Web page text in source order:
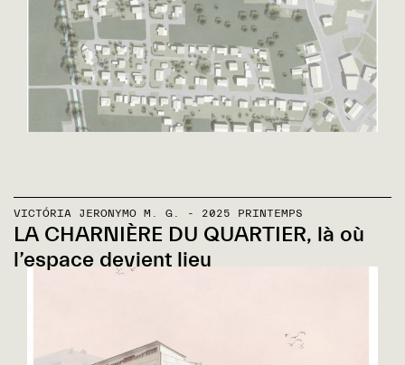
VICTÓRIA JERONYMO M. G. - 2025 PRINTEMPS
LA CHARNIÈRE DU QUARTIER, là où
l’espace devient lieu